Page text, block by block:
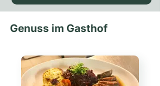
Genuss im Gasthof